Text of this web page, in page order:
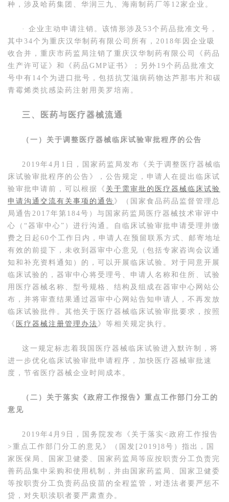
种，涉及哈药集团、华润三九、海南制药厂等12家企业。
· 企业主动申请注销。该情形涉及53个药品批准文号，
其中34个为重庆汉华制药有限公司所有，2018年因企业吸
收合并，重庆市药监局注销了重庆汉华制药有限公司《药品
生产许可证》和《药品GMP证书》；另外19个药品批准文
号中有14个为进口批号，包括抗艾滋病药物达芦那韦片和碳
青霉烯类抗感染药注射用美罗培南。
三、医药与医疗器械流通
（一）关于调整医疗器械临床试验审批程序的公告
2019年4月1日，国家药监局发布《关于调整医疗器械临
床试验审批程序的公告》，公告规定，申请人在提出临床试
验审批申请前，可以根据《 关于需审批的医疗器械临床试验
申请沟通交流有关事项的通告 》（国家食品药品监督管理总
局通告2017年第184号）与国家药监局医疗器械技术审评中
心（“器审中心”）进行沟通。自临床试验审批申请受理并缴
费之日起60个工作日内，申请人在预留联系方式、邮寄地址
有效的前提下，未收到器审中心意见（包括专家咨询会议通
知和补充资料通知）的，可以开展临床试验。对于同意开展
临床试验的，器审中心将受理号、申请人名称和住所、试验
用医疗器械名称、型号规格、结构及组成在器审中心网站公
布，并将审查结果通过器审中心网站告知申请人，不再发放
临床试验批件。其他关于医疗器械临床试验审批要求，按照
《 医疗器械注册管理办法 》等相关规定执行。
这一规定标志着我国医疗器械临床试验进入默许制，将
进一步优化临床试验审批申请程序，加快医疗器械审批速
度，节省医疗器械企业时间成本。
（二）关于落实《政府工作报告》重点工作部门分工的
意见
2019年4月9日，国务院发布《关于落实<政府工作报告
>重点工作部门分工的意见》（国发[2019]8号）指出，国
家医保局、国家卫健委、国家药监局等应按职责分工负责完
善药品集中采购和使用机制，并由国家药监局、国家卫健委
等按职责分工负责药品疫苗的全程监管，对违法者要严惩不
贷，对失职渎职者要严肃查办。